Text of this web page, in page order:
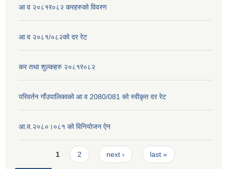
आ व २०८१र०८२ करहरुको विवरण
आ व २०८१/०८२को दर रेट
कर तथा शुल्कहरु २०८१र०८२
परिवर्तन गाँउपालिकाको आ व 2080/081 को स्वीकृत दर रेट
आ.व.२०८०।०८१ को विनियोजन ऐन
Pages1 2 next › last »